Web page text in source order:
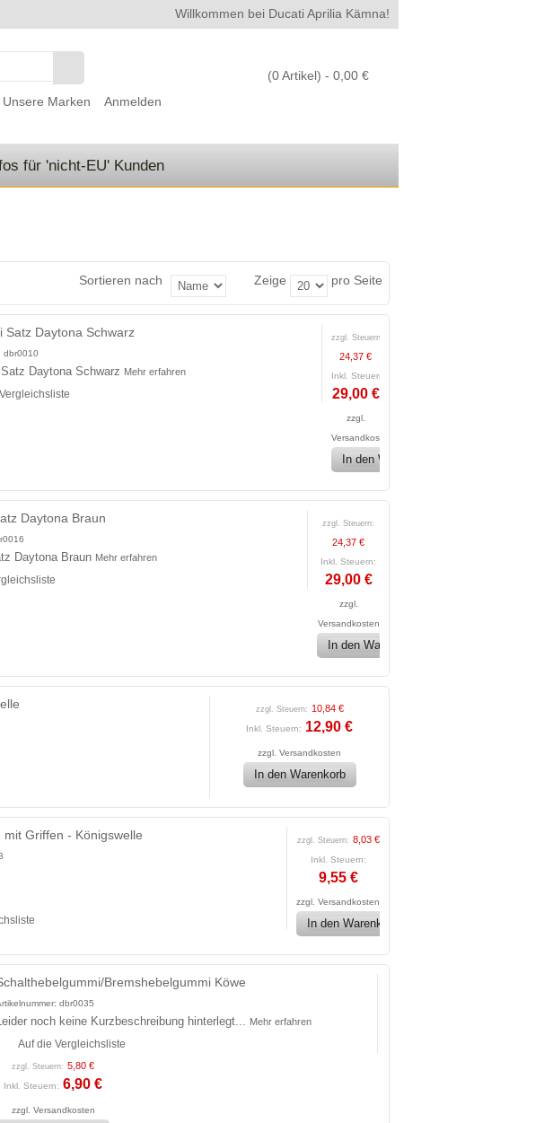
Willkommen bei Ducati Aprilia Kämna!
(0 Artikel) - 0,00 €
Unsere Marken Anmelden
für 'nicht-EU' Kunden
Zeige pro Seite
Sortieren nach
Satz Daytona Schwarz
dbr0010
Daytona Schwarz Mehr erfahren
zzgl. Steuern:
24,37 €
Inkl. Steuern:
29,00 €
zzgl.
Versandkosten
In den Warenkorb
Daytona Braun
Daytona Braun Mehr erfahren
zzgl. Steuern:
24,37 €
Inkl. Steuern:
29,00 €
zzgl.
Versandkosten
In den Warenkorb
zzgl. Steuern: 10,84 €
Inkl. Steuern: 12,90 €
zzgl. Versandkosten
In den Warenkorb
mit Griffen - Königswelle zzgl. Steuern: 8,03 €
Inkl. Steuern:
9,55 €
zzgl. Versandkosten
In den Warenkorb
Bremshebelgummi Köwe
dbr0035
Leider noch keine Kurzbeschreibung hinterlegt... Mehr erfahren
Auf die Vergleichsliste
zzgl. Steuern: 5,80 €
Inkl. Steuern: 6,90 €
zzgl. Versandkosten